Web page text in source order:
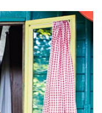
une visite...